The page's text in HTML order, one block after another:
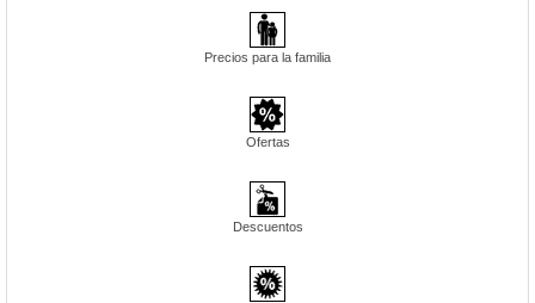
Precios para la familia
Ofertas
Descuentos